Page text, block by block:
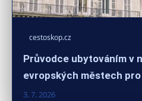
cestoskop.cz
Průvodce ubytováním v
evropských městech
3. 7. 2026